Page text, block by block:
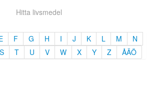
Hitta livsmedel
F G H I J K L M
N
S T U V W X Y Z ÅÄÖ